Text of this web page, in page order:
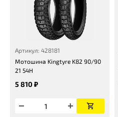
Артикул: 428181
Мотошина Kingtyre K82 90/90
21 54H
5 810 ₽